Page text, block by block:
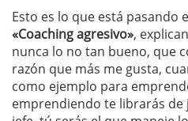
Esto es lo que está pasando
«Coaching agresivo»,
nunca lo no tan bueno, que
razón que más me gusta,
como ejemplo para
emprendiendo te librarás